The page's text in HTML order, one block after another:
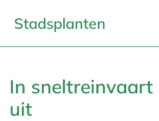
Stadsplanten
In sneltreinvaart
uit